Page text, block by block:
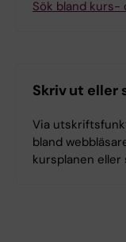
Sök bland kurs-
Skriv ut eller
Via
bland
kursplanen eller